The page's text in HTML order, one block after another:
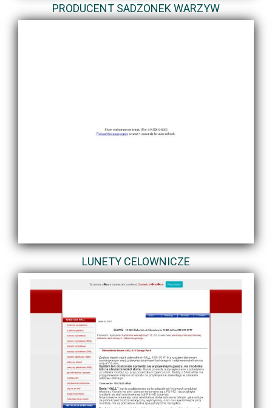
PRODUCENT SADZONEK WARZYW
LUNETY CELOWNICZE